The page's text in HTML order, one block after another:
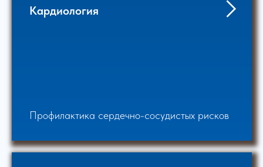
Кардиология
Профилактика сердечно-сосудистых рисков